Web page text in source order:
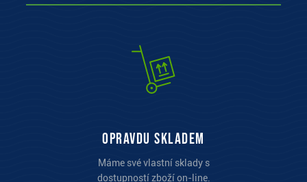
opravdu skladem
Máme své vlastní sklady s
dostupností zboží on-line.